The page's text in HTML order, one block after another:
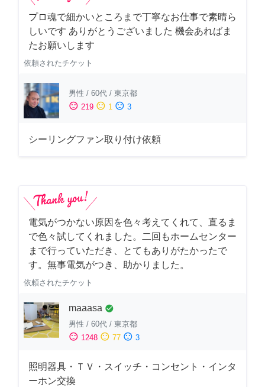
プロ魂で細かいところまで丁寧なお仕事で素晴ら
しいです ありがとうございました 機会あればま
たお願いします
依頼されたチケット
男性 / 60代 / 東京都
sentiment_satisfied 219 sentiment_neutral 1 sentiment_dissatisfied 3
シーリングファン取り付け依頼
電気がつかない原因を色々考えてくれて、直るま
で色々試してくれました。二回もホームセンター
まで行っていただき、とてもありがたかったで
す。無事電気がつき、助かりました。
依頼されたチケット
maaasa check_circle
男性 / 60代 / 東京都
sentiment_satisfied 1248 sentiment_neutral 77 sentiment_dissatisfied 3
照明器具・ＴＶ・スイッチ・コンセント・インタ
ーホン交換